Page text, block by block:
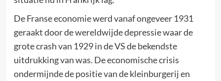
De Franse economie werd vanaf ongeveer 1931
geraakt door de wereldwijde depressie waar de
grote crash van 1929 in de VS de bekendste
uitdrukking van was. De economische crisis
ondermijnde de positie van de kleinburgerij en